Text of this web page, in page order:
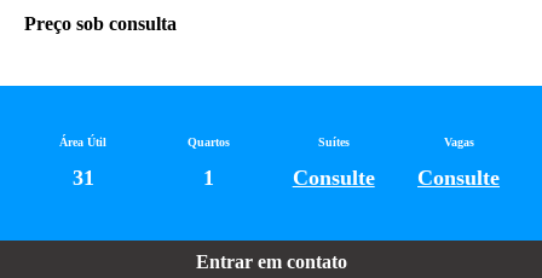
Entrar em contato
Área Útil
31
Quartos
1
Suítes
Consulte
Vagas
Consulte
Preço sob consulta